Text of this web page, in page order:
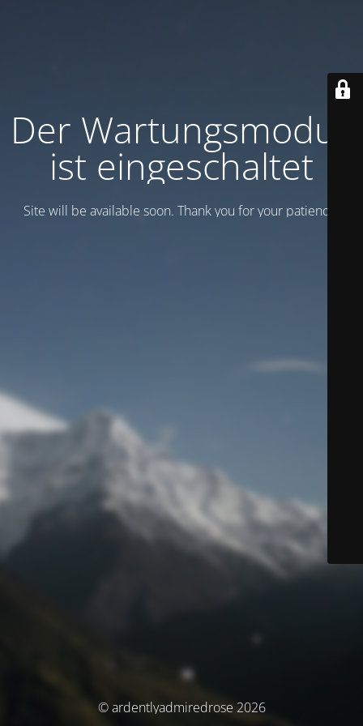
Der Wartungsmodus
ist eingeschaltet
Site will be available soon. Thank you for your patience!
© ardentlyadmiredrose 2026